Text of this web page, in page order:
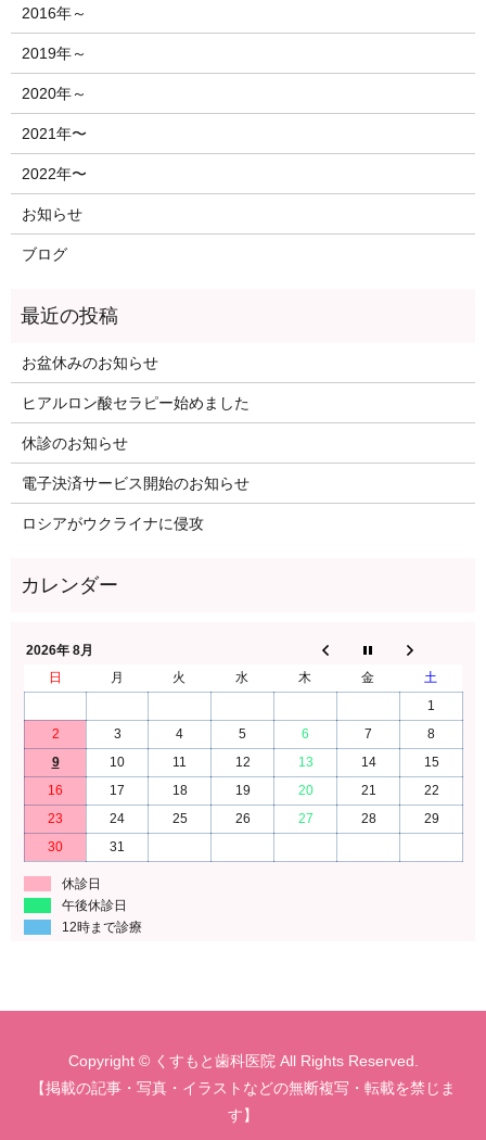
2016年～
2019年～
2020年～
2021年〜
2022年〜
お知らせ
ブログ
お盆休みのお知らせ
ヒアルロン酸セラピー始めました
休診のお知らせ
電子決済サービス開始のお知らせ
ロシアがウクライナに侵攻
2026年 8月
日
月 火 水 木 金
土
1
2
3 4 5 6 7
8
9
10 11 12 13 14
15
16
17 18 19 20 21
22
23
24 25 26 27 28
29
30
31
休診日
午後休診日
12時まで診療
Copyright © くすもと歯科医院 All Rights Reserved.
【掲載の記事・写真・イラストなどの無断複写・転載を禁じま
す】